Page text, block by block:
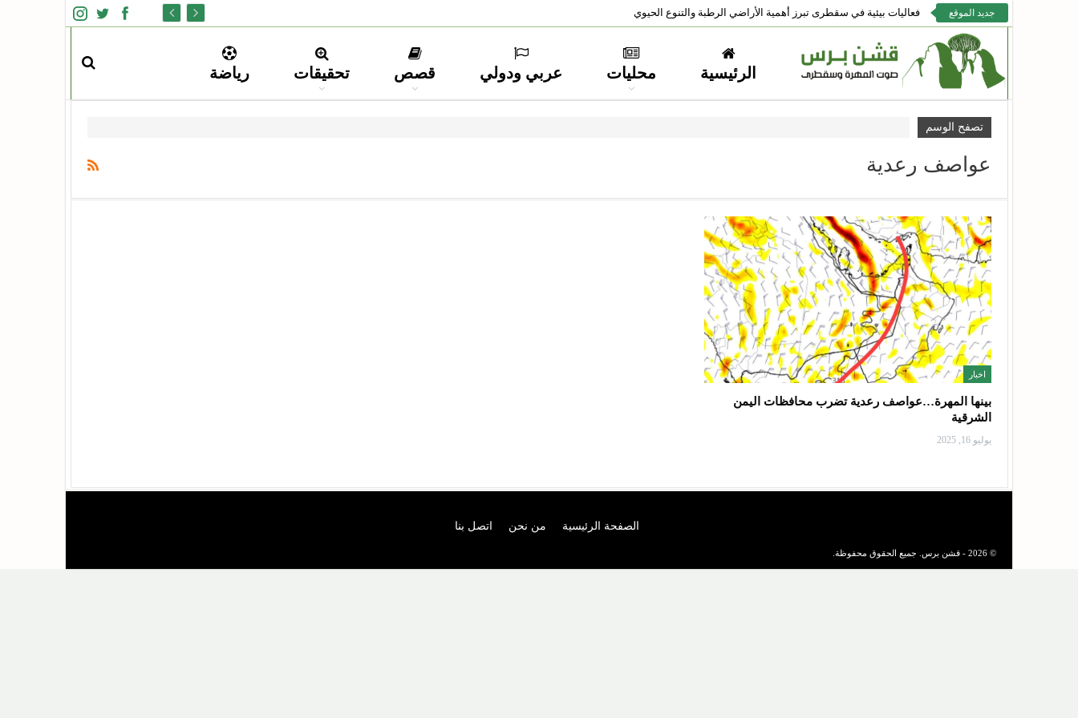
جديد الموقع فعاليات بيئية في سقطرى تبرز أهمية الأراضي الرطبة والتنوع الحيوي
الرئيسية محليات عربي ودولي قصص تحقيقات رياضة
تصفح الوسم
عواصف رعدية
اخبار
بينها المهرة…عواصف رعدية تضرب محافظات اليمن
الشرقية
يوليو 16, 2025
الصفحة الرئيسية من نحن اتصل بنا
© 2026 - قشن برس. جميع الحقوق محفوظة.